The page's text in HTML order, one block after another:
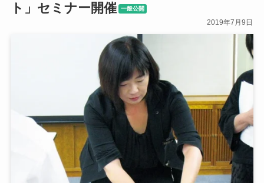
ト」セミナー開催
一般公開
2019年7月9日